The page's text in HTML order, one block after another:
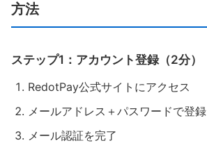
方法
ステップ1：アカウント登録（2分）
RedotPay公式サイトにアクセス
メールアドレス＋パスワードで登録
メール認証を完了